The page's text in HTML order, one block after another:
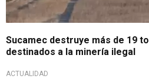
Sucamec destruye más de 19
destinados a la minería ilegal
ACTUALIDAD